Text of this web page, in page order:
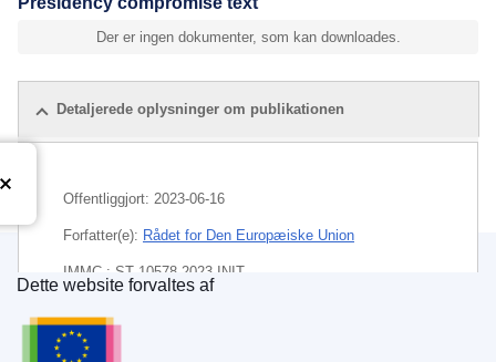
Der er ingen dokumenter, som kan downloades.
Detaljerede oplysninger om publikationen
Offentliggjort: 2023-06-16
Forfatter(e): Rådet for Den Europæiske Union
IMMC : ST 10578 2023 INIT
Den Europæiske Unions Publikationskontor
Dette website forvaltes af